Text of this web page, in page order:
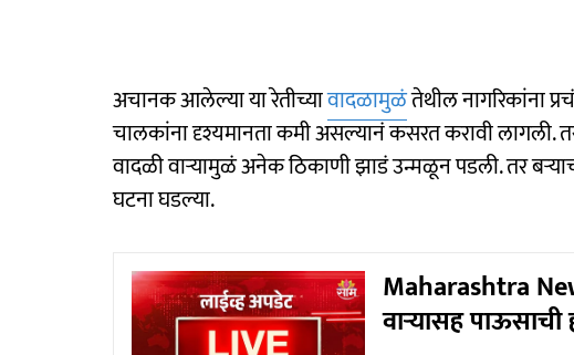
अचानक आलेल्या या रेतीच्यावादळामुळंतेथील नागरिकांना
चालकांना दृश्यमानता कमी असल्यानं कसरत करावी लागली.
वादळी वाऱ्यामुळं अनेक ठिकाणी झाडं उन्मळून पडली. तर
घटना घडल्या.
Maharashtra
वाऱ्यासह पाऊसाची